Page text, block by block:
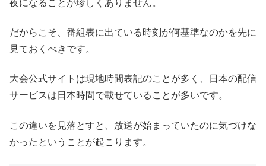
夜になることが珍しくありません。
だからこそ、番組表に出ている時刻が何基準なのかを先に
見ておくべきです。
大会公式サイトは現地時間表記のことが多く、日本の配信
サービスは日本時間で載せていることが多いです。
この違いを見落とすと、放送が始まっていたのに気づけな
かったということが起こります。